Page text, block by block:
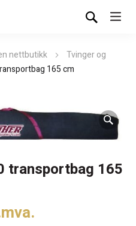
nettbutikk
Tvinger og
165 cm
transportbag 165